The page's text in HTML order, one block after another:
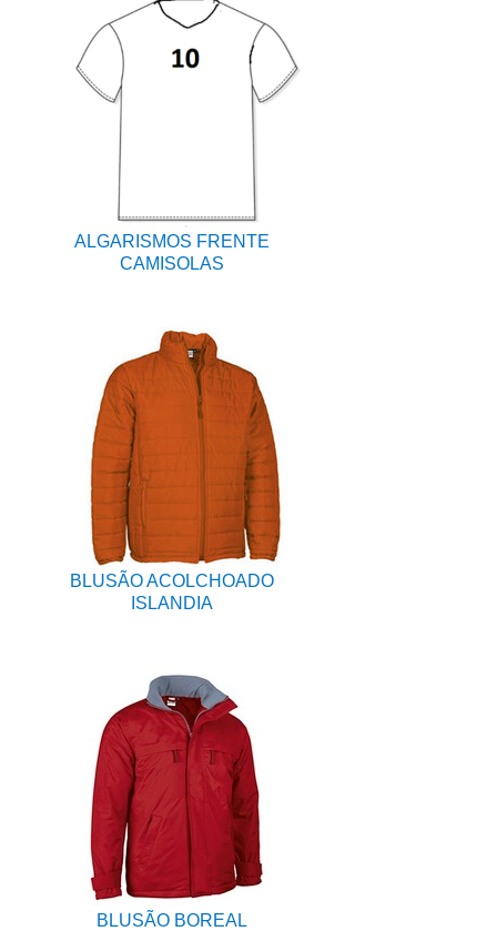
ALGARISMOS FRENTE
CAMISOLAS
BLUSÃO ACOLCHOADO
ISLANDIA
BLUSÃO BOREAL